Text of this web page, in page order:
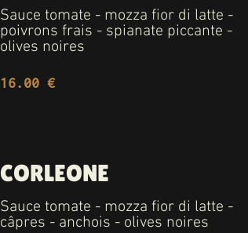
Sauce tomate - mozza fior di latte -
poivrons frais - spianate piccante -
olives noires
16.00 €
CORLEONE
Sauce tomate - mozza fior di latte -
câpres - anchois - olives noires